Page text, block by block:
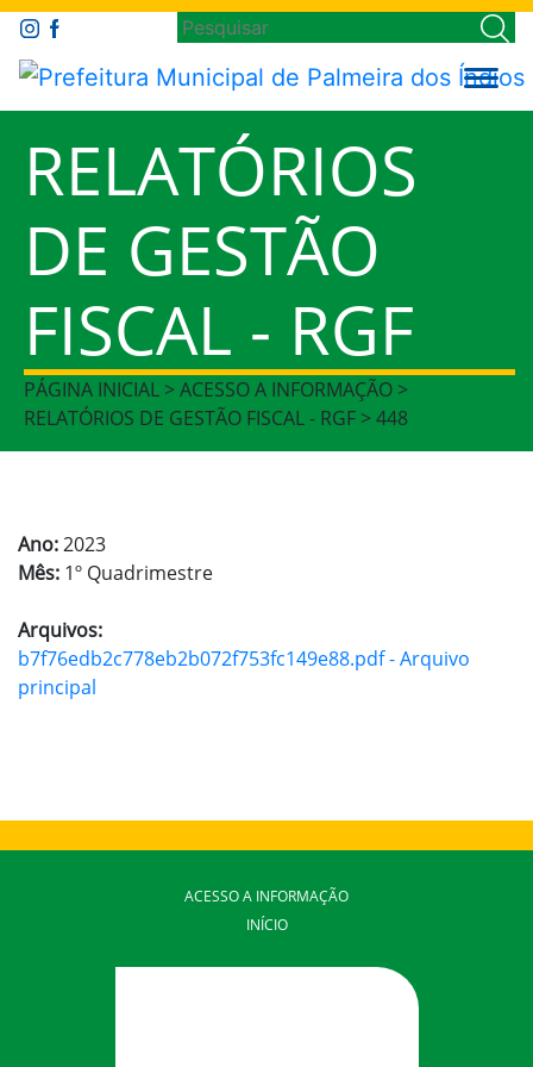
RELATÓRIOS
DE GESTÃO
FISCAL - RGF
PÁGINA INICIAL > ACESSO A INFORMAÇÃO >
RELATÓRIOS DE GESTÃO FISCAL - RGF > 448
Ano:2023
Mês: 1º Quadrimestre
Arquivos:
b7f76edb2c778eb2b072f753fc149e88.pdf - Arquivo
principal
ACESSO A INFORMAÇÃO
INÍCIO